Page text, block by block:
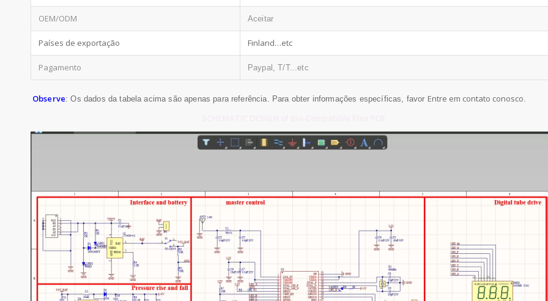
OEM/ODM Aceitar
Países de exportação Finland…etc
Pagamento Paypal, T/T...etc
Observe: Os dados da tabela acima são apenas para referência. Para obter informações específicas, favor Entre em contato conosco.